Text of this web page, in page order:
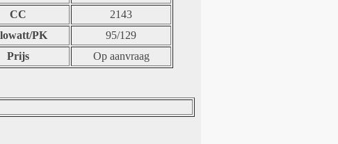
CC
2143
PK
95/129
Prijs
Op aanvraag